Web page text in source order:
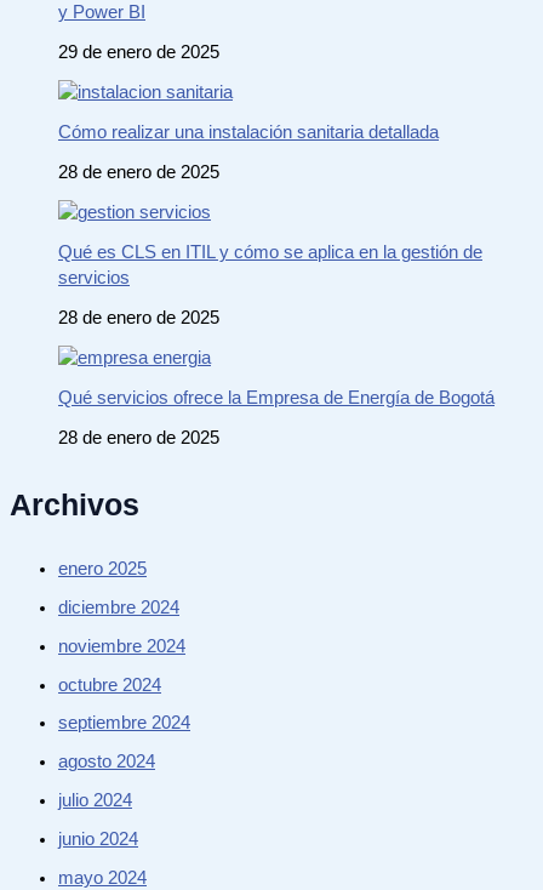
y Power BI
29 de enero de 2025
Cómo realizar una instalación sanitaria detallada
28 de enero de 2025
Qué es CLS en ITIL y cómo se aplica en la gestión de
servicios
28 de enero de 2025
Qué servicios ofrece la Empresa de Energía de Bogotá
28 de enero de 2025
Archivos
enero 2025
diciembre 2024
noviembre 2024
octubre 2024
septiembre 2024
agosto 2024
julio 2024
junio 2024
mayo 2024